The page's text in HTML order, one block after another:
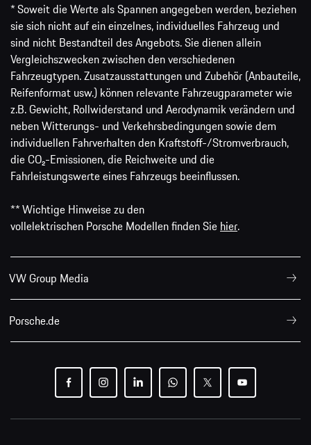
* Soweit die Werte als Spannen angegeben werden, beziehen
sie sich nicht auf ein einzelnes, individuelles Fahrzeug und
sind nicht Bestandteil des Angebots. Sie dienen allein
Vergleichszwecken zwischen den verschiedenen
Fahrzeugtypen. Zusatzausstattungen und Zubehör (Anbauteile,
Reifenformat usw.) können relevante Fahrzeugparameter wie
z.B. Gewicht, Rollwiderstand und Aerodynamik verändern und
neben Witterungs- und Verkehrsbedingungen sowie dem
individuellen Fahrverhalten den Kraftstoff-/Stromverbrauch,
die CO₂-Emissionen, die Reichweite und die
Fahrleistungswerte eines Fahrzeugs beeinflussen.
** Wichtige Hinweise zu den
vollelektrischen Porsche Modellen finden Sie hier.
VW Group Media
Porsche.de